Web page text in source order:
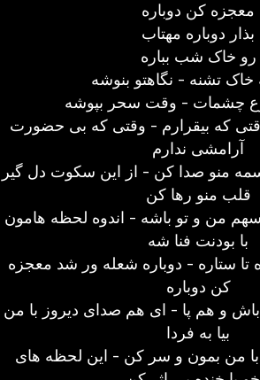
معجزه کن دوباره
بذار دوباره مهتاب
رو خاک شب بباره
خاک تشنه - نگاهتو بنوشه
چشمات - وقت سحر بپوشه
که بیقرارم - وقتی که بی حضورت
آرامشی ندارم
منو صدا کن - از این سکوت دل گیر
قلب منو رها کن
من و تو باشه - اندوه لحظه هامون
با بودنت فنا شه
تا ستاره - دوباره شعله ور شد معجزه
کن دوباره
باش و هم پا - ای هم صدای دیروز با من
بیا به فردا
من بمون و سر کن - این لحظه های